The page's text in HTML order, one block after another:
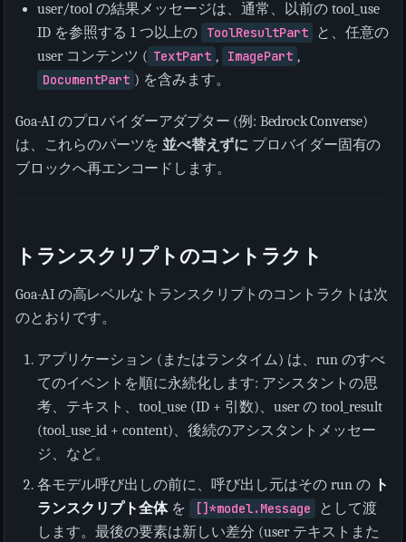
user/tool の結果メッセージは、通常、以前の tool_use
ID を参照する 1 つ以上の
ToolResultPart
と、任意の
user コンテンツ ( TextPart , ImagePart ,
DocumentPart ) を含みます。
Goa-AI のプロバイダーアダプター (例: Bedrock Converse)
は、これらのパーツを並べ替えずに プロバイダー固有の
ブロックへ再エンコードします。
トランスクリプトのコントラクト
Goa-AI の高レベルなトランスクリプトのコントラクトは次
のとおりです。
アプリケーション (またはランタイム) は、run のすべ
てのイベントを順に永続化します: アシスタントの思
考、テキスト、tool_use (ID + 引数)、user の tool_result
(tool_use_id + content)、後続のアシスタントメッセー
ジ、など。
各モデル呼び出しの前に、呼び出し元はその run の
ト
ランスクリプト全体を []*model.Message
として渡
します。最後の要素は新しい差分 (user テキストまた